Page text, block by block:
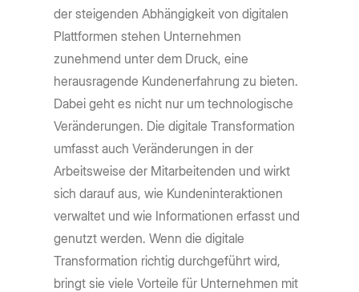
der steigenden Abhängigkeit von digitalen
Plattformen stehen Unternehmen
zunehmend unter dem Druck, eine
herausragende Kundenerfahrung zu bieten.
Dabei geht es nicht nur um technologische
Veränderungen. Die digitale Transformation
umfasst auch Veränderungen in der
Arbeitsweise der Mitarbeitenden und wirkt
sich darauf aus, wie Kundeninteraktionen
verwaltet und wie Informationen erfasst und
genutzt werden. Wenn die digitale
Transformation richtig durchgeführt wird,
bringt sie viele Vorteile für Unternehmen mit